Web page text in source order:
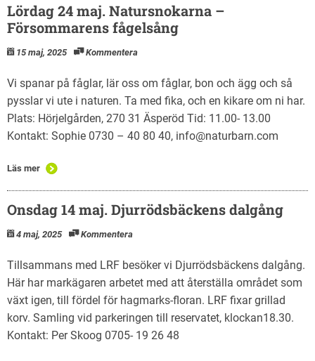
Lördag 24 maj. Natursnokarna –
Försommarens fågelsång
15 maj, 2025 Kommentera
Vi spanar på fåglar, lär oss om fåglar, bon och ägg och så
pysslar vi ute i naturen. Ta med fika, och en kikare om ni har.
Plats: Hörjelgården, 270 31 Äsperöd Tid: 11.00- 13.00
Kontakt: Sophie 0730 – 40 80 40, info@naturbarn.com
Läs mer
Onsdag 14 maj. Djurrödsbäckens dalgång
4 maj, 2025 Kommentera
Tillsammans med LRF besöker vi Djurrödsbäckens dalgång.
Här har markägaren arbetet med att återställa området som
växt igen, till fördel för hagmarks-floran. LRF fixar grillad
korv. Samling vid parkeringen till reservatet, klockan18.30.
Kontakt: Per Skoog 0705- 19 26 48